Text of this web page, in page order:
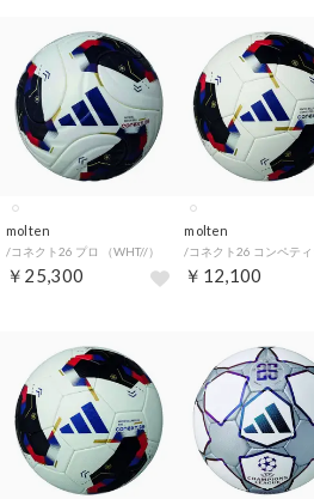
molten
/コネクト26 プロ （WHT//）
￥25,300
molten
￥12,100